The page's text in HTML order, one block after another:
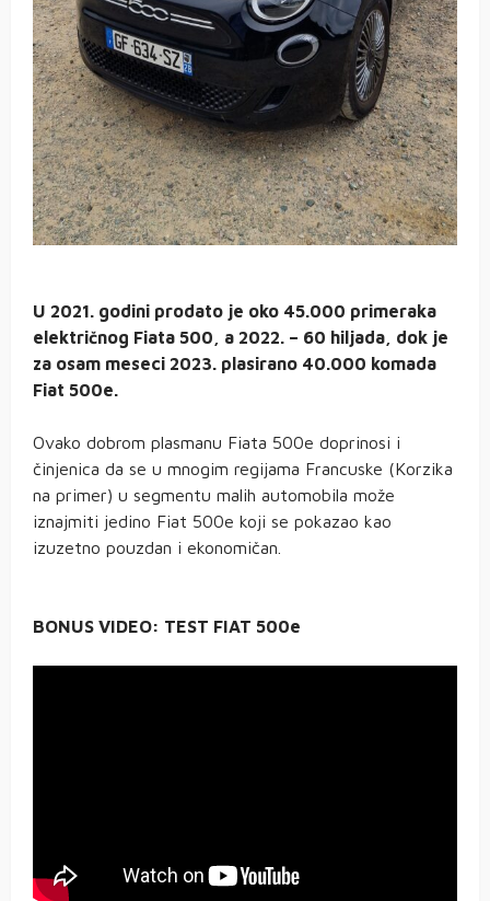
U 2021. godini prodato je oko 45.000 primeraka
električnog Fiata 500, a 2022. – 60 hiljada, dok je
za osam meseci 2023. plasirano 40.000 komada
Fiat 500e.
Ovako dobrom plasmanu Fiata 500e doprinosi i
činjenica da se u mnogim regijama Francuske (Korzika
na primer) u segmentu malih automobila može
iznajmiti jedino Fiat 500e koji se pokazao kao
izuzetno pouzdan i ekonomičan.
BONUS VIDEO: TEST FIAT 500e